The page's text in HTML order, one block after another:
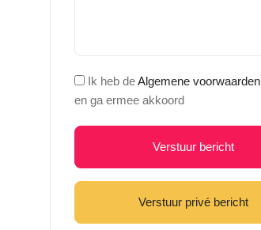
Ik heb deAlgemene voorwaarden
en ga ermee akkoord
Verstuur bericht
Verstuur privé bericht